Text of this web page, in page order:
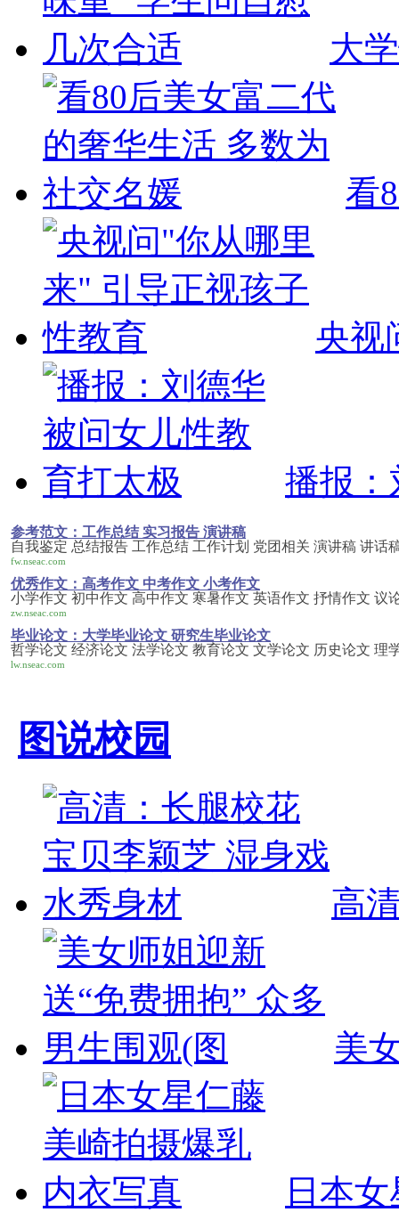
大
看
央视
播报：
参考范文：工作总结 实习报告 演讲稿
自我鉴定 总结报告 工作总结 工作计划 党团相关 演讲稿 讲话
fw.nseac.com
优秀作文：高考作文 中考作文 小考作文
小学作文 初中作文 高中作文 寒暑作文 英语作文 抒情作文 议
zw.nseac.com
毕业论文：大学毕业论文 研究生毕业论文
哲学论文 经济论文 法学论文 教育论文 文学论文 历史论文 理
lw.nseac.com
图说校园
高
美
日本